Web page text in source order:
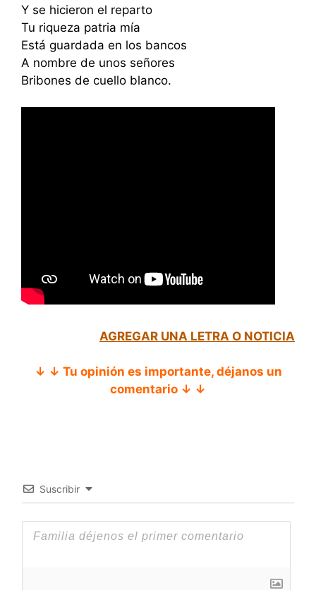
Y se hicieron el reparto
Tu riqueza patria mía
Está guardada en los bancos
A nombre de unos señores
Bribones de cuello blanco.
AGREGAR UNA LETRA O NOTICIA
↓ ↓ Tu opinión es importante, déjanos un
comentario ↓ ↓
Suscribir